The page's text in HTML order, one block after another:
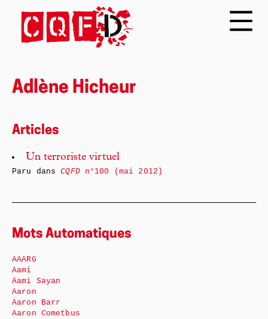
Adlène Hicheur
Articles
Un terroriste virtuel
Paru dansCQFDn°100 (mai 2012)
Mots Automatiques
AAARG
Aami
Aami Sayan
Aaron
Aaron Barr
Aaron Cometbus